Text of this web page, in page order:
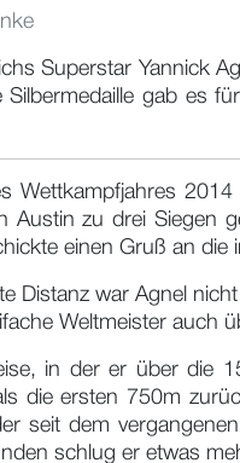
Superstar Yannick
Silbermedaille gab es
Wettkampfjahres 2014
Austin zu drei Siegen
einen Gruß an die
Distanz war Agnel
Weltmeister auch
in der er über die
die ersten 750m
seit dem
schlug er etwas